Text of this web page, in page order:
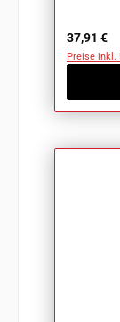
Regulärer
37,91 €
Preise inkl.